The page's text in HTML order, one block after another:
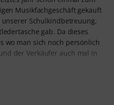
Musikfachgeschäft gekauft
Schulkindbetreuung,
gab. Da dieses
wo man sich noch persönlich
der Verkäufer auch mal in